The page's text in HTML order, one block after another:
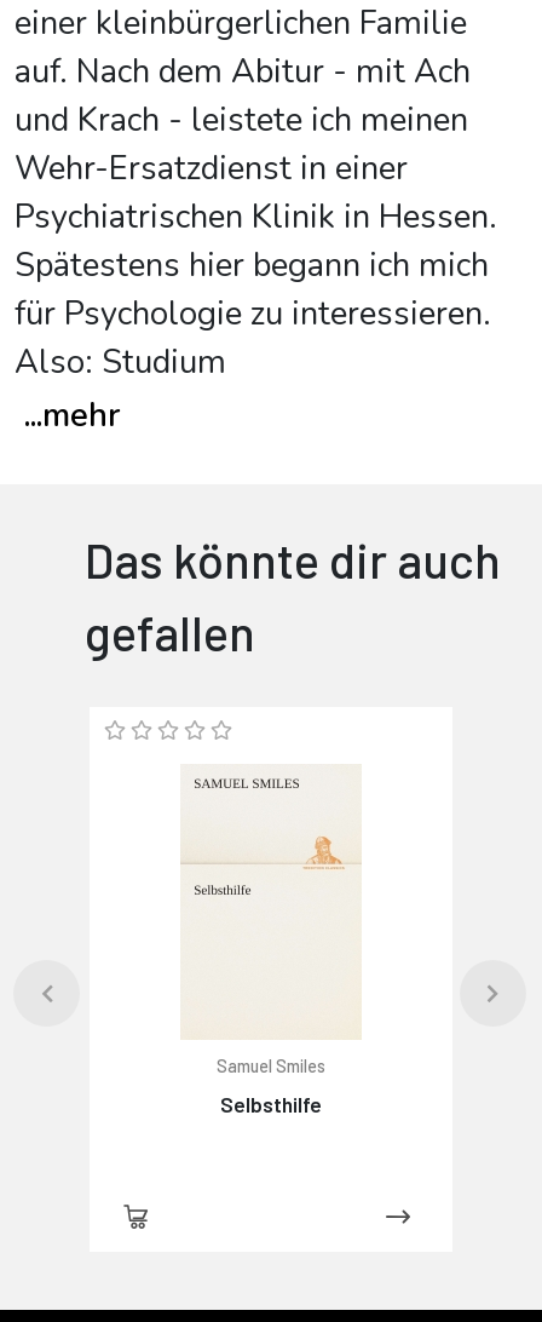
einer kleinbürgerlichen Familie
auf. Nach dem Abitur - mit Ach
und Krach - leistete ich meinen
Wehr-Ersatzdienst in einer
Psychiatrischen Klinik in Hessen.
Spätestens hier begann ich mich
für Psychologie zu interessieren.
Also: Studium
...mehr
Das könnte dir auch
gefallen
Samuel Smiles
Selbsthilfe